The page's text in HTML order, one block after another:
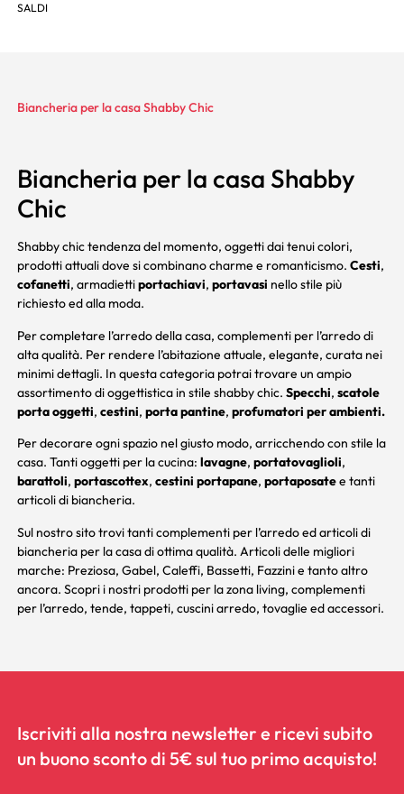
SALDI
Biancheria per la casa Shabby Chic
Biancheria per la casa Shabby
Chic
Shabby chic tendenza del momento, oggetti dai tenui colori,
prodotti attuali dove si combinano charme e romanticismo. Cesti,
cofanetti, armadiettiportachiavi, portavasi nello stile più
richiesto ed alla moda.
Per completare l’arredo della casa, complementi per l’arredo di
alta qualità. Per rendere l’abitazione attuale, elegante, curata nei
minimi dettagli. In questa categoria potrai trovare un ampio
assortimento di oggettistica in stile shabby chic. Specchi, scatole
porta oggetti, cestini, porta pantine, profumatori per ambienti.
Per decorare ogni spazio nel giusto modo, arricchendo con stile la
casa. Tanti oggetti per la cucina: lavagne, portatovaglioli,
barattoli, portascottex, cestini portapane, portaposatee tanti
articoli di biancheria.
Sul nostro sito trovi tanti complementi per l’arredo ed articoli di
biancheria per la casa di ottima qualità. Articoli delle migliori
marche: Preziosa, Gabel, Caleffi, Bassetti, Fazzinie tanto altro
ancora. Scopri i nostri prodotti per la zona living, complementi
per l’arredo, tende, tappeti, cuscini arredo, tovaglie ed accessori.
Iscriviti alla nostra newsletter e ricevi subito
un buono sconto di 5€ sul tuo primo acquisto!